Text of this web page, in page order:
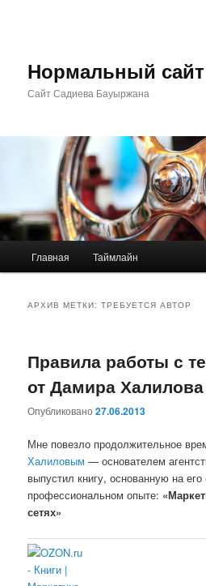
Нормальный сайт
Сайт Садиева Бауыржана
Главная Таймлайн
АРХИВ МЕТКИ:ТРЕБУЕТСЯ АВТОР
Правила работы с
от Дамира Халилова
Опубликовано27.06.2013
Мне повезло продолжительное
Халиловым — основателем
выпустил книгу, основанную на его
профессиональном опыте:
сетях»